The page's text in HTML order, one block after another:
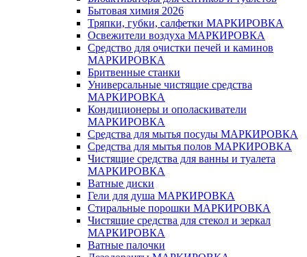
Бытовая химия 2026
Тряпки, губки, салфетки МАРКИРОВКА
Освежители воздуха МАРКИРОВКА
Средство для очистки печей и каминов
МАРКИРОВКА
Бритвенные станки
Универсальные чистящие средства
МАРКИРОВКА
Кондиционеры и ополаскиватели
МАРКИРОВКА
Средства для мытья посуды МАРКИРОВКА
Средства для мытья полов МАРКИРОВКА
Чистящие средства для ванны и туалета
МАРКИРОВКА
Ватные диски
Гели для душа МАРКИРОВКА
Стиральные порошки МАРКИРОВКА
Чистящие средства для стекол и зеркал
МАРКИРОВКА
Ватные палочки